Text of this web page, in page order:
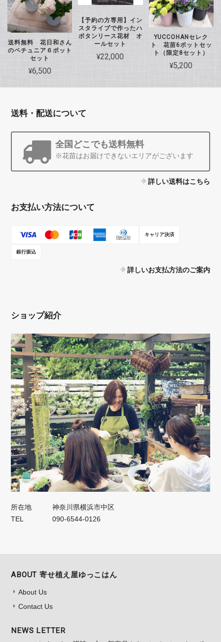
送料無料 花日和さん
のペチュニア６ポット
セット
¥6,500
【予約の方専用】イン
スタライブで作ったハ
ボタンリース花材 オ
ールセット
¥22,000
YUCCOHANセレク
ト 花苗6ポットセッ
ト（限定8セット）
¥5,200
送料・配送について
全国どこでも送料無料
※花苗はお届けできないエリアがございます
詳しい送料はこちら
お支払い方法について
キャリア決済
銀行振込
詳しいお支払方法のご案内
ショップ紹介
所在地
神奈川県横浜市中区
TEL
090-6544-0126
ABOUT 寄せ植え屋ゆっこはん
About Us
Contact Us
NEWS LETTER